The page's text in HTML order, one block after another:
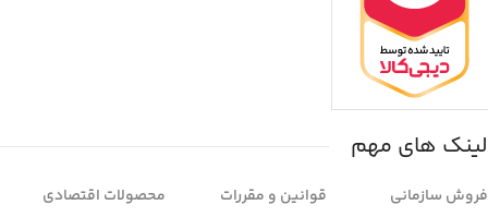
لینک های مهم
فروش سازمانی
قوانین و مقررات
محصولات اقتصادی